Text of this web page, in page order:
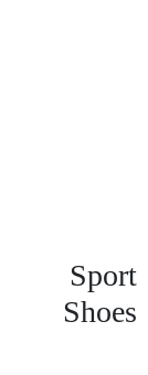
Sport
Shoes